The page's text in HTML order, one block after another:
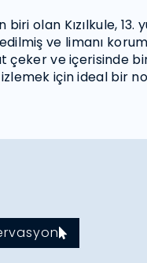
biri olan Kızılkule,
ve limanı
çeker ve içerisinde
için ideal bir